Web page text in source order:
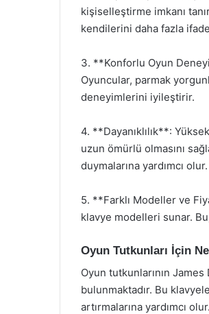
kişiselleştirme imkanı
kendilerini daha fazla
3. **Konforlu Oyun
Oyuncular, parmak
deneyimlerini iyileştirir.
4. **Dayanıklılık**:
uzun ömürlü olmasını
duymalarına yardımcı olur.
5. **Farklı Modeller ve
klavye modelleri sunar.
Oyun Tutkunları İçin
Oyun tutkunlarının
bulunmaktadır. Bu
artırmalarına yardımcı